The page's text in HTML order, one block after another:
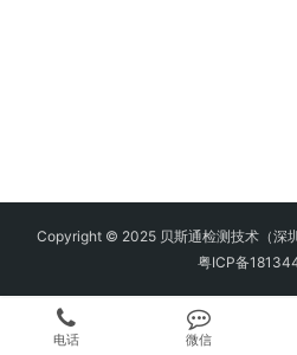
Copyright © 2025 贝斯通检测技术（深
粤ICP备
电话 微信